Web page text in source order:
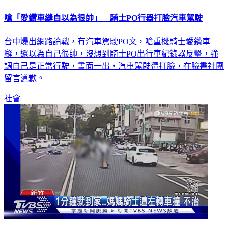
嗆「愛鑽車縫自以為很帥」 騎士PO行器打臉汽車駕駛
台中爆出網路論戰，有汽車駕駛PO文，嗆重機騎士愛鑽車
縫，還以為自己很帥，沒想到騎士PO出行車紀錄器反擊，強
調自己是正常行駛，畫面一出，汽車駕駛遭打臉，在臉書社團
留言道歉。
社會